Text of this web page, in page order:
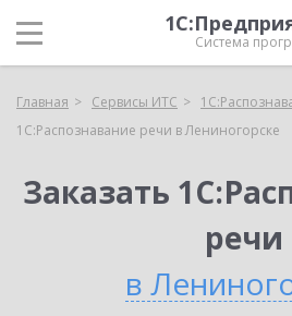
Система
Главная Сервисы ИТС
1С:Распознавание речи в Лениногорске
Заказать
речи
в